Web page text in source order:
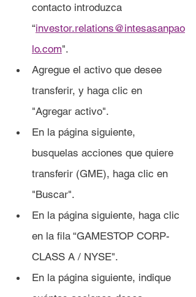
contacto introduzca
“investor.relations@intesasanpao
lo.com".
Agregue el activo que desee
transferir, y haga clic en
"Agregar activo".
En la página siguiente,
busquelas acciones que quiere
transferir (GME), haga clic en
"Buscar".
En la página siguiente, haga clic
en la fila “GAMESTOP CORP-
CLASS A / NYSE".
En la página siguiente, indique